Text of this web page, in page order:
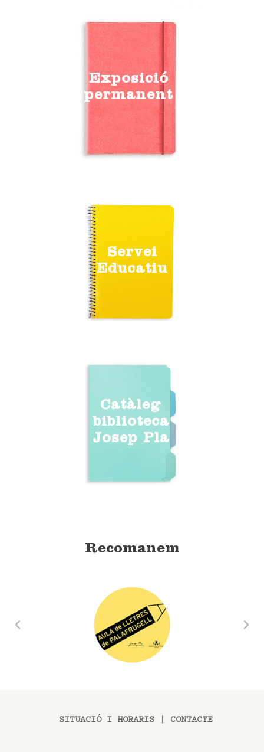
Exposició
permanent
Servei
Educatiu
Catàleg
biblioteca
Josep Pla
Recomanem
SITUACIÓ I HORARIS CONTACTE